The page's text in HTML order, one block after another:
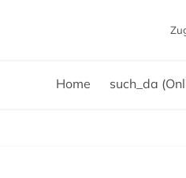
Home such_da